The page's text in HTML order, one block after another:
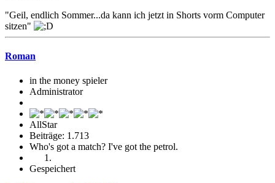
"Geil, endlich Sommer...da kann ich jetzt in Shorts vorm Computer
sitzen"
Roman
in the money spieler
Administrator
AllStar
Beiträge: 1.713
Who's got a match? I've got the petrol.
Gespeichert